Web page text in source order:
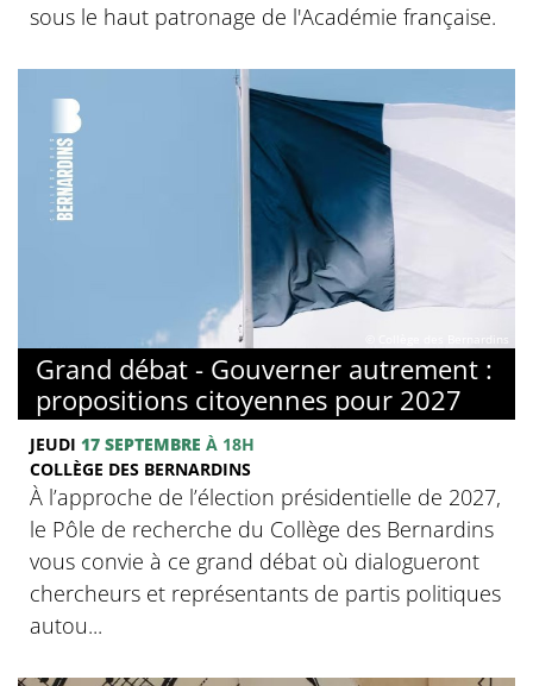
sous le haut patronage de l'Académie française.
Grand débat - Gouverner autrement :
propositions citoyennes pour 2027
JEUDI 17 SEPTEMBRE À 18H
COLLÈGE DES BERNARDINS
À l’approche de l’élection présidentielle de 2027,
le Pôle de recherche du Collège des Bernardins
vous convie à ce grand débat où dialogueront
chercheurs et représentants de partis politiques
autou...